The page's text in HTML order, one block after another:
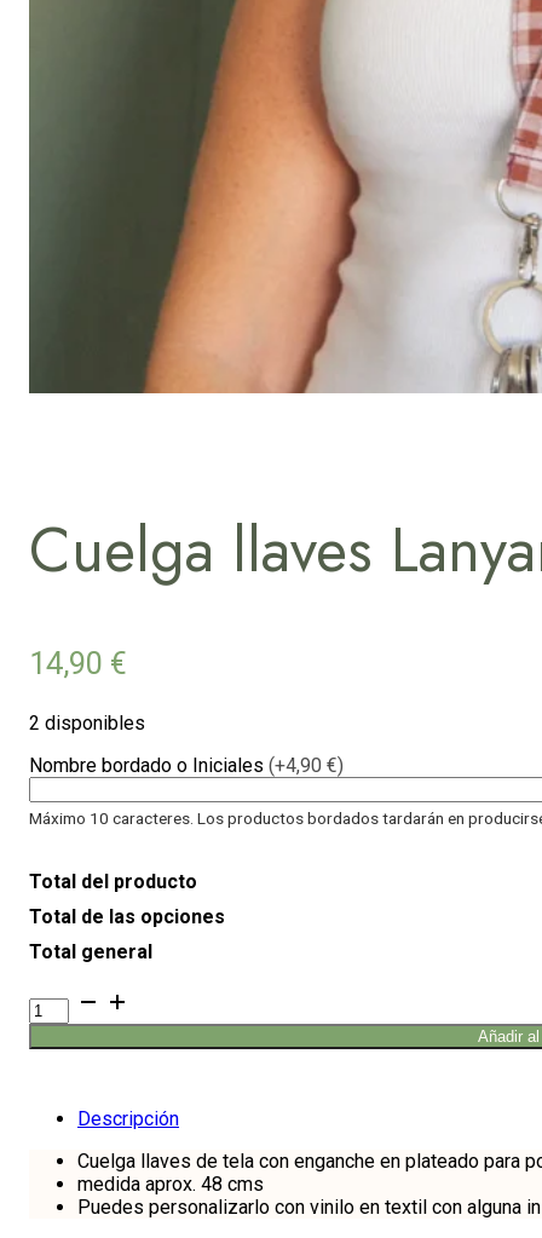
Cuelga llaves
14,90 €
2 disponibles
Nombre bordado o Iniciales (+4,90 €)
Máximo 10 caracteres. Los productos bordados tardarán en
Total del producto
Total de las opciones
Total general
Cuelga
llaves
Lanyard
Añadir
Descripción
Cuelga llaves de tela con enganche en plateado para
medida aprox. 48 cms
Puedes personalizarlo con vinilo en textil con alguna